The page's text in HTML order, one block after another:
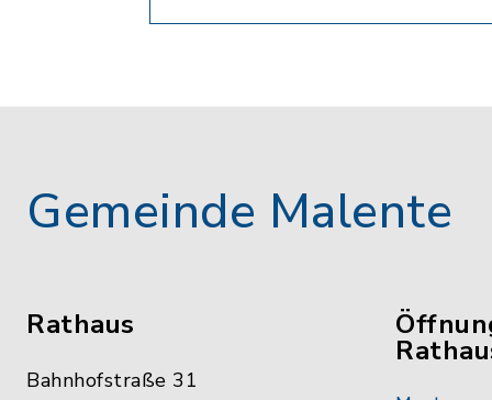
Gemeinde Malente
Rathaus
Bahnhofstraße 31